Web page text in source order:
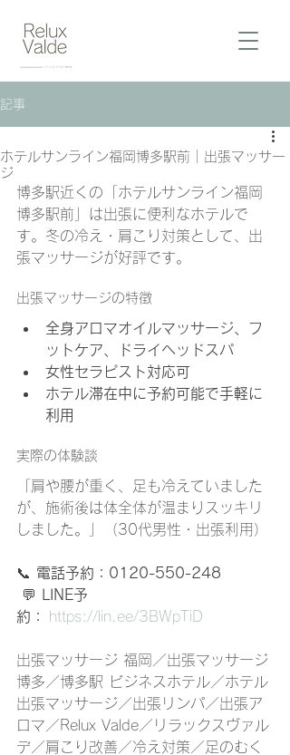
記事
ホテルサンライン福岡博多駅前｜出張マッサー
ジ
博多駅近くの「ホテルサンライン福岡
博多駅前」は出張に便利なホテルで
す。冬の冷え・肩こり対策として、出
張マッサージが好評です。
出張マッサージの特徴
全身アロマオイルマッサージ、フ
ットケア、ドライヘッドスパ
女性セラピスト対応可
ホテル滞在中に予約可能で手軽に
利用
実際の体験談
「肩や腰が重く、足も冷えていました
が、施術後は体全体が温まりスッキリ
しました。」（30代男性・出張利用）
📞 電話予約：0120-550-248
💬
LINE予
約：
https://lin.ee/3BWpTiD
出張マッサージ 福岡／出張マッサージ
博多／博多駅 ビジネスホテル／ホテル
出張マッサージ／出張リンパ／出張ア
ロマ／Relux Valde／リラックスヴァル
デ／肩こり改善／冷え対策／足のむく